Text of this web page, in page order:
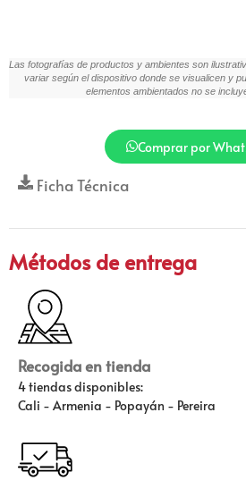
Las fotografías de productos y ambientes son
variar según el dispositivo donde se visualicen y
elementos ambientados no se
Comprar por
Ficha Técnica
Métodos de entrega
Recogida en tienda
4 tiendas disponibles:
Cali - Armenia - Popayán - Pereira